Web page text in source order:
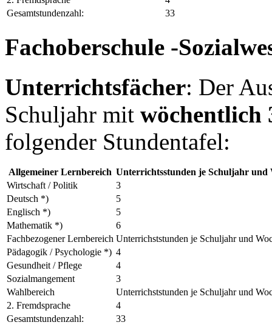
Gesamtstundenzahl:
33
Fachoberschule -
Unterrichtsfächer: Der
Schuljahr mit wöchentlich
folgender Stundentafel:
Allgemeiner Lernbereich Unterrichtsstunden je Schuljahr und
Wirtschaft / Politik
3
Deutsch *)
5
Englisch *)
5
Mathematik *)
6
Fachbezogener Lernbereich Unterrichststunden je Schuljahr und
Pädagogik / Psychologie *) 4
Gesundheit / Pflege
4
Sozialmangement
3
Wahlbereich
Unterrichststunden je Schuljahr und
2. Fremdsprache
4
Gesamtstundenzahl:
33